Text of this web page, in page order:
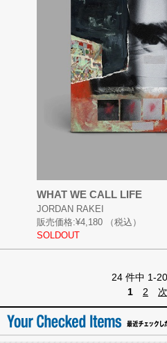
WHAT WE CALL LIFE
JORDAN RAKEI
販売価格:¥4,180
（税込）
SOLDOUT
24 件中 1-
1
2